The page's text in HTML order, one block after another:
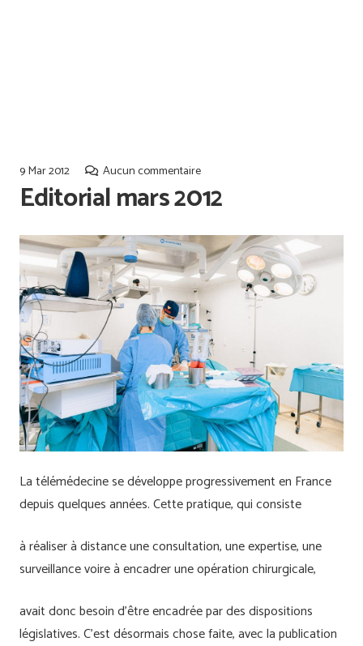
9 Mar 2012 Aucun commentaire
Editorial mars 2012
La télémédecine se développe progressivement en France
depuis quelques années. Cette pratique, qui consiste
à réaliser à distance une consultation, une expertise, une
surveillance voire à encadrer une opération chirurgicale,
avait donc besoin d’être encadrée par des dispositions
législatives. C’est désormais chose faite, avec la publication